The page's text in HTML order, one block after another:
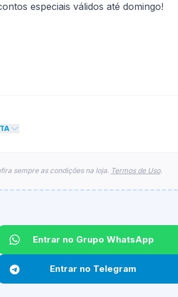
especiais válidos até domingo!
para esse cupom.
sempre as condições na loja. Termos de Uso.
Entrar no Grupo WhatsApp
Entrar no Telegram